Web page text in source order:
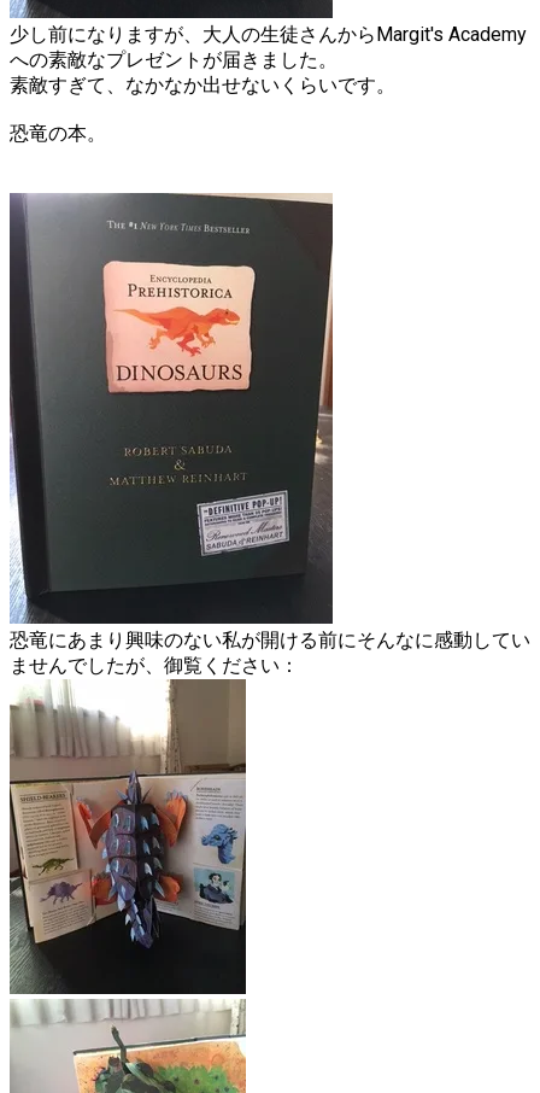
少し前になりますが、大人の生徒さんからMargit's Academy
への素敵なプレゼントが届きました。
素敵すぎて、なかなか出せないくらいです。
恐竜の本。
恐竜にあまり興味のない私が開ける前にそんなに感動してい
ませんでしたが、御覧ください：